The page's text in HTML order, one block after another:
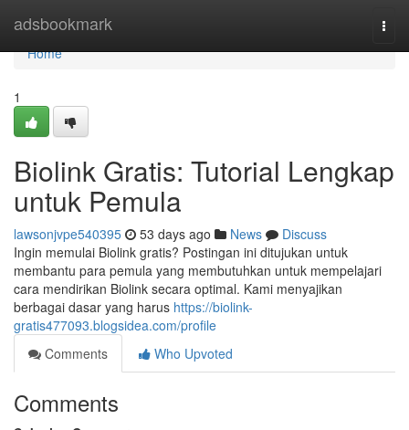
adsbookmark
Home
Home
1
Biolink Gratis: Tutorial Lengkap
untuk Pemula
lawsonjvpe540395 53 days ago News
Discuss
Ingin memulai Biolink gratis? Postingan ini ditujukan untuk
membantu para pemula yang membutuhkan untuk mempelajari
cara mendirikan Biolink secara optimal. Kami menyajikan
berbagai dasar yang harus https://biolink-
gratis477093.blogsidea.com/profile
Comments
Who Upvoted
Comments